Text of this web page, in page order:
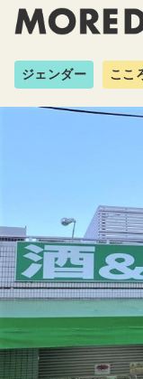
ジェンダー ここ